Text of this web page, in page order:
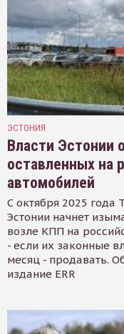
ЭСТОНИЯ
Власти Эстонии
оставленных на
автомобилей
С октября 2025 года
Эстонии начнет
возле КПП на
- если их законные
месяц - продавать.
издание ERR